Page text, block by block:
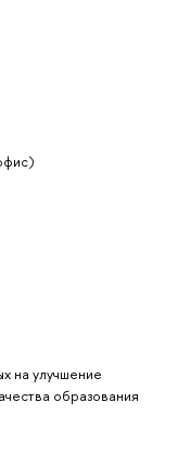
на улучшение
образования